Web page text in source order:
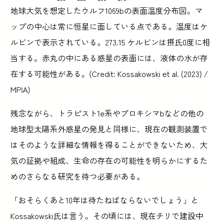
地球大気を想定したウルフ1069bの表面温度分布図。マ
ップの中心は常に恒星に面している点である。温度はケ
ルビンで表示されている。273.15 ケルビンは摂氏0度に相
当する。赤丸の中にある惑星の表面には、液体の水が存
在する可能性がある。(Credit: Kossakowski et al. (2023) /
MPIA)
残念ながら、トラピスト1e系やプロキシマbなどの他の
地球型太陽系外惑星の発見と同様に、現在の観測装置で
はそのような詳細な情報を得ることができないため、大
気の証拠や組成、生命の存在の可能性を明らかにするた
めのさらなる研究を待つ必要がある。
「おそらくあと10年は待たねばならないでしょう」と
Kossakowski氏は言う。その頃には、現在チリで建設中